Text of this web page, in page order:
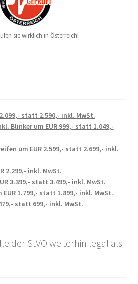
sie wirklich in Österreich!
statt 2.590,- inkl. MwSt.
Blinker um EUR 999,- statt 1.049,-
um EUR 2.599,- statt 2.699,- inkl.
2.299,- inkl. MwSt.
3.399,- statt 3.499,- inkl. MwSt.
EUR 1.799,- statt 1.899,- inkl. MwSt.
statt 699,- inkl. MwSt.
der StVO weiterhin legal als